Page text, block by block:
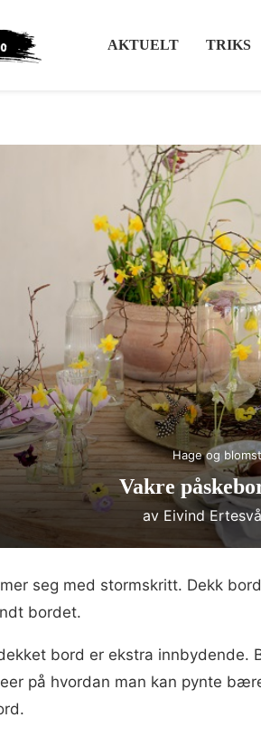
AKTUELT TRIKS
Hage og
Vakre
av Eivind
seg med stormskritt. Dekk
bordet.
bord er ekstra innbydende.
på hvordan man kan pynte